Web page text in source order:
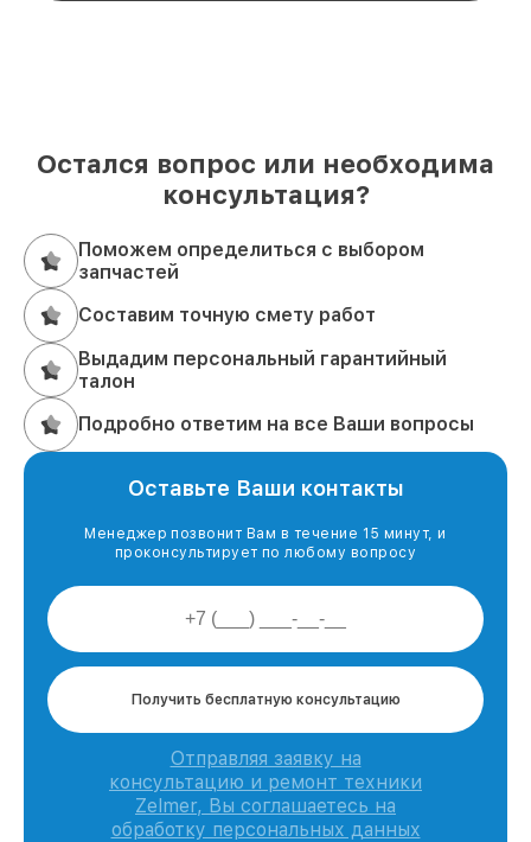
Остался вопрос или необходима
консультация?
Поможем определиться с выбором
запчастей
Составим точную смету работ
Выдадим персональный гарантийный
талон
Подробно ответим на все Ваши вопросы
Оставьте Ваши контакты
Менеджер позвонит Вам в течение 15 минут, и
проконсультирует по любому вопросу
Получить бесплатную консультацию
Отправляя заявку на
консультацию и ремонт техники
Zelmer, Вы соглашаетесь на
обработку персональных данных